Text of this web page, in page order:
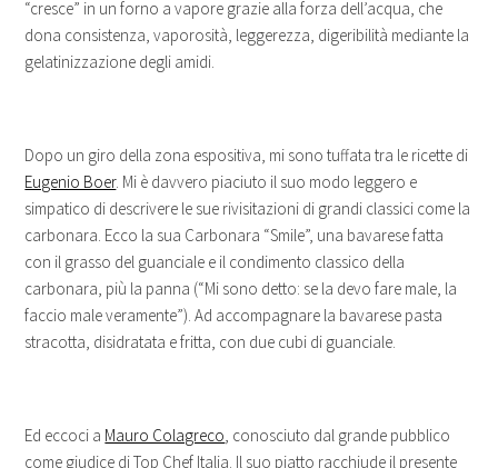
“cresce” in un forno a vapore grazie alla forza dell’acqua, che
dona consistenza, vaporosità, leggerezza, digeribilità mediante la
gelatinizzazione degli amidi.
Dopo un giro della zona espositiva, mi sono tuffata tra le ricette di
Eugenio Boer. Mi è davvero piaciuto il suo modo leggero e
simpatico di descrivere le sue rivisitazioni di grandi classici come la
carbonara. Ecco la sua Carbonara “Smile”, una bavarese fatta
con il grasso del guanciale e il condimento classico della
carbonara, più la panna (“Mi sono detto: se la devo fare male, la
faccio male veramente”). Ad accompagnare la bavarese pasta
stracotta, disidratata e fritta, con due cubi di guanciale.
Ed eccoci a Mauro Colagreco, conosciuto dal grande pubblico
come giudice di Top Chef Italia. Il suo piatto racchiude il presente